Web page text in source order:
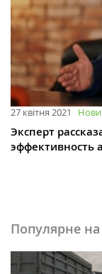
27 квітня 2021
Эксперт
эффективность
Популярне на